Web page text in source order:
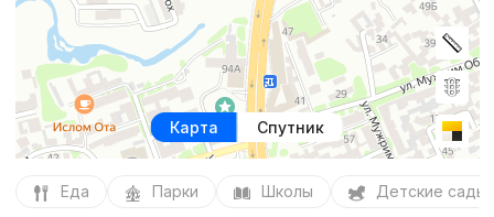
Карта Спутник
Еда Парки Школы Детские сады